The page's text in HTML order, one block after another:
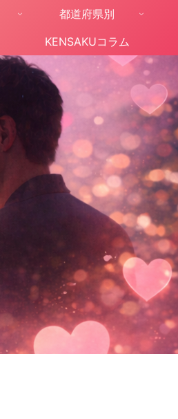
都道府県別
KENSAKUコラム